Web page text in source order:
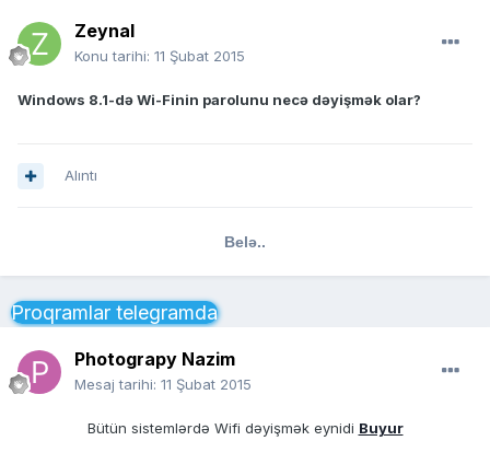
Zeynal
Konu tarihi: 11 Şubat 2015
Windows 8.1-də Wi-Finin parolunu necə dəyişmək olar?
Alıntı
Belə..
Proqramlar telegramda
Photograpy Nazim
Mesaj tarihi: 11 Şubat 2015
Bütün sistemlərdə Wifi dəyişmək eynidi Buyur